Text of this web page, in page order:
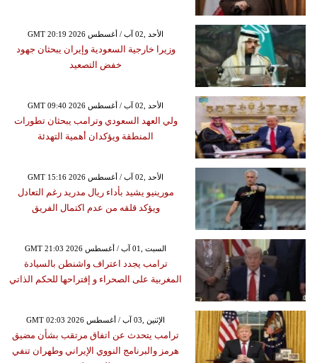
GMT 20:19 2026 الأحد ,02 آب / أغسطس
وزيرا خارجية السعودية وإيران يبحثان جهود
خفض التصعيد
GMT 09:40 2026 الأحد ,02 آب / أغسطس
ولي العهد السعودي وترامب يبحثان تطورات
المنطقة ويؤكدان أهمية التهدئة
GMT 15:16 2026 الأحد ,02 آب / أغسطس
مورينيو يشيد بأداء ريال مدريد رغم التعادل
ويؤكد قلقه من عدم اكتمال الفريق
GMT 21:03 2026 السبت ,01 آب / أغسطس
ترامب يجدد اعتراف واشنطن بالسيادة
المغربية على الصحراء و إقتراحها للحكم الذاتي
GMT 02:03 2026 الإثنين ,03 آب / أغسطس
ترامب يتحدث عن اتفاق مرتقب بشأن مضيق
هرمز والبرنامج النووي الإيراني وطهران تنفي